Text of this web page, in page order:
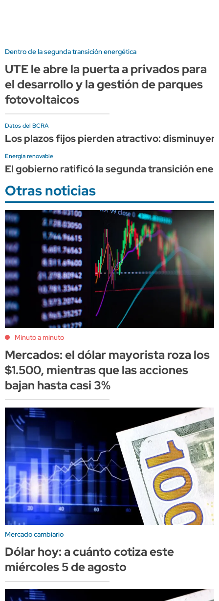
Dentro de la segunda transición energética
UTE le abre la puerta a privados para
el desarrollo y la gestión de parques
fotovoltaicos
Datos del BCRA
Los plazos fijos pierden atractivo:
Energía renovable
El gobierno ratificó la segunda transición
Otras noticias
Minuto a minuto
Mercados: el dólar mayorista roza los
$1.500, mientras que las acciones
bajan hasta casi 3%
Mercado cambiario
Dólar hoy: a cuánto cotiza este
miércoles 5 de agosto